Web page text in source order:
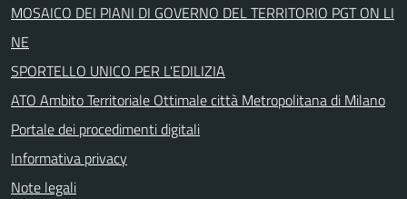
MOSAICO DEI PIANI DI GOVERNO DEL TERRITORIO PGT ON LI
NE
SPORTELLO UNICO PER L'EDILIZIA
ATO Ambito Territoriale Ottimale città Metropolitana di Milano
Portale dei procedimenti digitali
Informativa privacy
Note legali